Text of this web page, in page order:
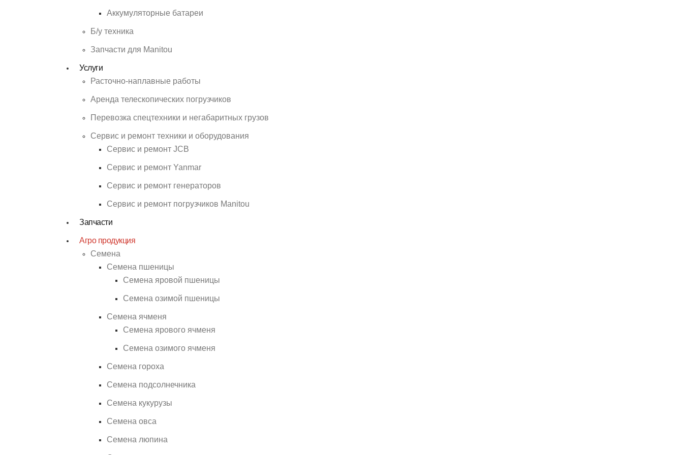
Аккумуляторные батареи
Б/у техника
Запчасти для Manitou
Услуги
Расточно-наплавные работы
Аренда телескопических погрузчиков
Перевозка спецтехники и негабаритных грузов
Сервис и ремонт техники и оборудования
Сервис и ремонт JCB
Сервис и ремонт Yanmar
Сервис и ремонт генераторов
Сервис и ремонт погрузчиков Manitou
Запчасти
Агро продукция
Семена
Семена пшеницы
Семена яровой пшеницы
Семена озимой пшеницы
Семена ячменя
Семена ярового ячменя
Семена озимого ячменя
Семена гороха
Семена подсолнечника
Семена кукурузы
Семена овса
Семена люпина